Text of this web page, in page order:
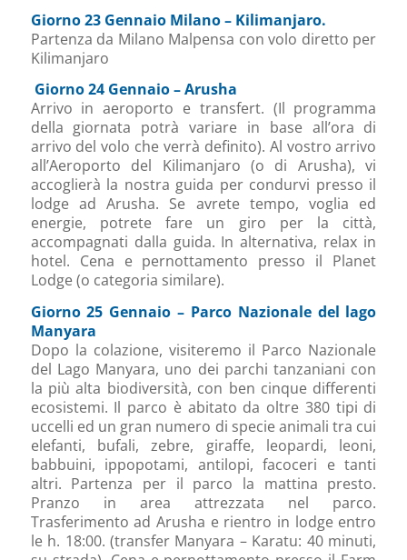
Giorno 23 Gennaio Milano – Kilimanjaro.
Partenza da Milano Malpensa con volo diretto per
Kilimanjaro
Giorno 24 Gennaio – Arusha
Arrivo in aeroporto e transfert. (Il programma
della giornata potrà variare in base all’ora di
arrivo del volo che verrà definito). Al vostro arrivo
all’Aeroporto del Kilimanjaro (o di Arusha), vi
accoglierà la nostra guida per condurvi presso il
lodge ad Arusha. Se avrete tempo, voglia ed
energie, potrete fare un giro per la città,
accompagnati dalla guida. In alternativa, relax in
hotel. Cena e pernottamento presso il Planet
Lodge (o categoria similare).
Giorno 25 Gennaio – Parco Nazionale del lago
Manyara
Dopo la colazione, visiteremo il Parco Nazionale
del Lago Manyara, uno dei parchi tanzaniani con
la più alta biodiversità, con ben cinque differenti
ecosistemi. Il parco è abitato da oltre 380 tipi di
uccelli ed un gran numero di specie animali tra cui
elefanti, bufali, zebre, giraffe, leopardi, leoni,
babbuini, ippopotami, antilopi, facoceri e tanti
altri. Partenza per il parco la mattina presto.
Pranzo in area attrezzata nel parco.
Trasferimento ad Arusha e rientro in lodge entro
le h. 18:00. (transfer Manyara – Karatu: 40 minuti,